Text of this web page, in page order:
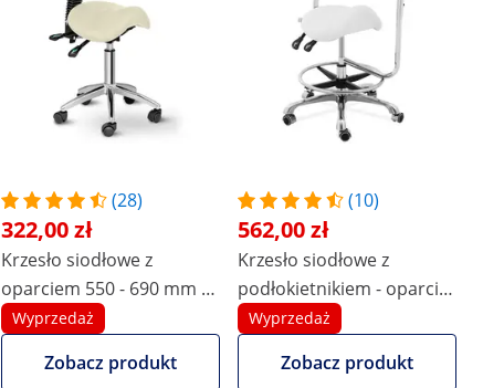
(28)
322,00 zł
Krzesło siodłowe z
oparciem 550 - 690 mm -
150 kg - beżowe
Wyprzedaż
Zobacz produkt
(10)
562,00 zł
Krzesło siodłowe z
podłokietnikiem - oparcie
i siedzisko z regulacją
wysokości - 51-61 cm - 150
kg - białe
Wyprzedaż
Zobacz produkt